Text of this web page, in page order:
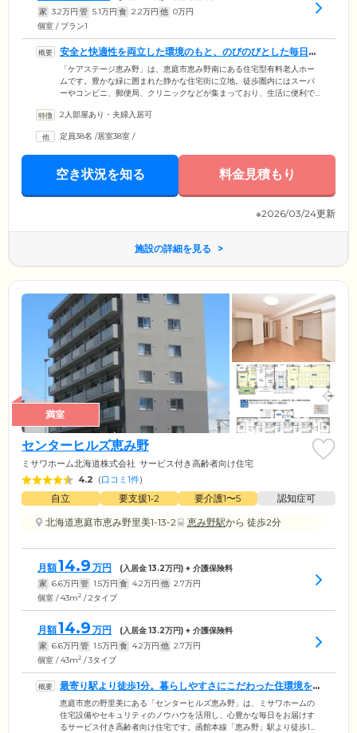
家 3.2万円 管 5.1万円 食 2.2万円 他 0万円
個室 / プラン1
安全と快適性を両立した環境のもと、のびのびとした毎日を
お楽しみください
「ケアステージ恵み野」は、恵庭市恵み野南にある住宅型有料老人ホー
ムです。豊かな緑に囲まれた静かな住宅街に立地。徒歩圏内にはスーパ
ーやコンビニ、郵便局、クリニックなどが集まっており、生活に便利で
用。段差をなくし、随所に手すりを設置することで、車いすの方も安心
個室。お気に入りのインテリアや思い出の品々のお持ち込みも可能で
す。ご自身のライフスタイルに合わせた空間で、ゆったりとお過ごしく
楽しみいただけます。
2人部屋あり・夫婦入居可
定員38名 /居室38室 /
空き状況を知る 料金見積もり
※2026/03/24更新
施設の詳細を見る
満室
センターヒルズ恵み野
ミサワホーム北海道株式会社 サービス付き高齢者向け住宅
4.2 (口コミ1件)
自立 要支援1•2 要介護1〜5
認知症可
北海道恵庭市恵み野里美1-13-2
恵み野駅から 徒歩2分
月額14.9 万円 (入居金13.2万円) + 介護保険料
家 6.6万円 管 1.5万円 食 4.2万円 他 2.7万円
個室 / 43m2 / 2タイプ
月額14.9 万円 (入居金13.2万円) + 介護保険料
家 6.6万円 管 1.5万円 食 4.2万円 他 2.7万円
個室 / 43m2 / 3タイプ
最寄り駅より徒歩1分。暮らしやすさにこだわった住環境を
ご用意しました
恵庭市恵の野里美にある「センターヒルズ恵み野」は、ミサワホームの
住宅設備やセキュリティのノウハウを活用し、心豊かな毎日をお届けす
るサービス付き高齢者向け住宅です。函館本線「恵み野」駅より徒歩1分